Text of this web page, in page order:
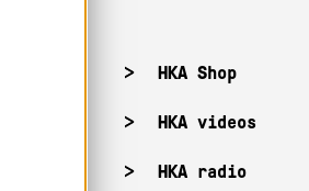
HKA Shop
HKA videos
HKA radio